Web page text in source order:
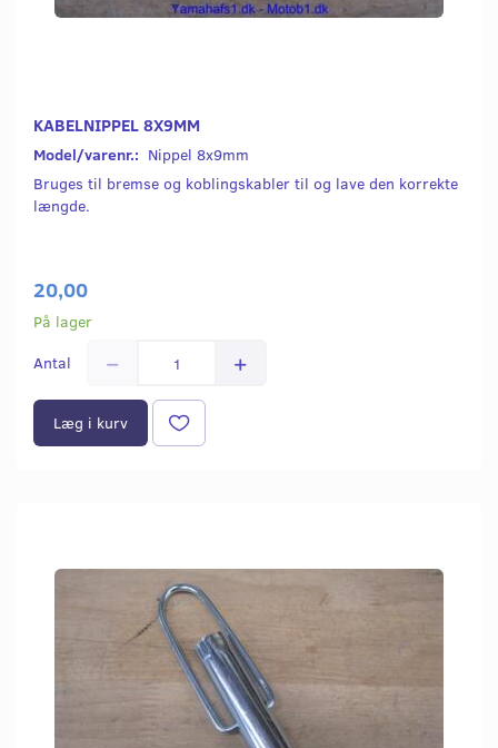
KABELNIPPEL 8X9MM
Model/varenr.: Nippel 8x9mm
Bruges til bremse og koblingskabler til og lave den korrekte
længde.
20,00
På lager
Antal
Læg i kurv